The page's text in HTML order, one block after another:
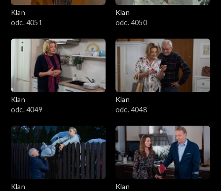
Klan
odc. 4051
Klan
odc. 4050
Klan
odc. 4049
Klan
odc. 4048
Klan
Klan